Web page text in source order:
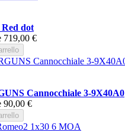
dot
719,00 €
Cannocchiale 3-9X40A0
90,00 €